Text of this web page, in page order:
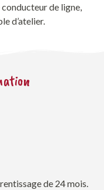
de ligne,
d’atelier.
de 24 mois.